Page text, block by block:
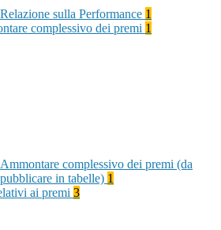
Relazione sulla Performance 1
complessivo dei premi 1
Ammontare complessivo dei premi (da
pubblicare in tabelle) 1
ai premi 3